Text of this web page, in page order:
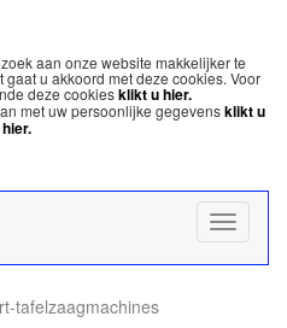
aan onze website makkelijker te
u akkoord met deze cookies. Voor
deze cookiesklikt u hier.
met uw persoonlijke gegevensklikt u
hier.
tafelzaagmachines